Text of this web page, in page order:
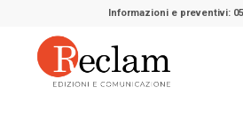
Informazioni e preventivi: